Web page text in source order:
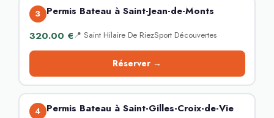
3 Permis Bateau à Saint-Jean-de-Monts
320.00 €📍 Saint Hilaire De RiezSport Découvertes
Réserver →
4 Permis Bateau à Saint-Gilles-Croix-de-Vie